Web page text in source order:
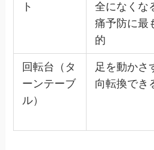
ト
全になくな
痛予防に最
的
回転台（タ
ーンテーブ
ル）
足を動かさ
向転換でき